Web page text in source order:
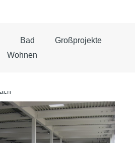
Bad
Großprojekte
Wohnen